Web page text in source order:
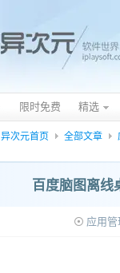
限时免费 精选
异次元首页 全部文章
百度脑图离线
应用管